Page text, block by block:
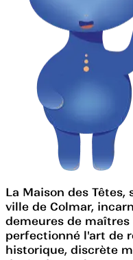
La Maison des
ville de Colmar,
demeures de
perfectionné l'art de
historique, discrète